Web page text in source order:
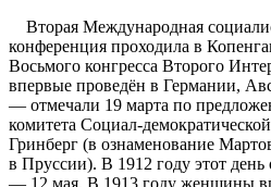
Вторая Международная
конференция проходила в
Восьмого конгресса Второго
впервые проведён в Германии,
— отмечали 19 марта по
комитета Социал-
Гринберг (в ознаменование
в Пруссии). В 1912 году этот день
— 12 мая. В 1913 году женщины